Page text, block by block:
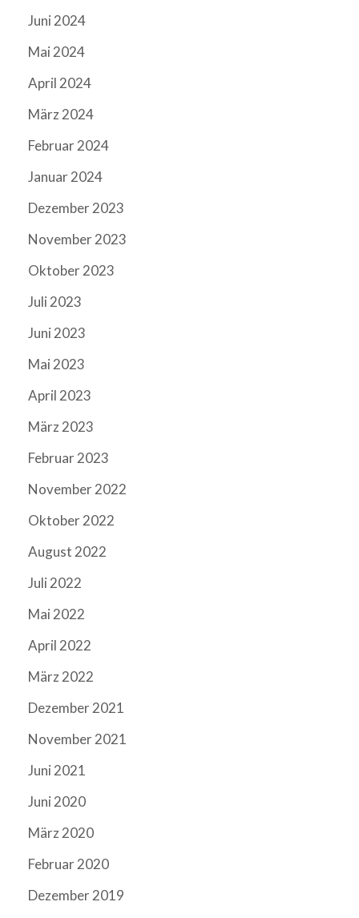
Juni 2024
Mai 2024
April 2024
März 2024
Februar 2024
Januar 2024
Dezember 2023
November 2023
Oktober 2023
Juli 2023
Juni 2023
Mai 2023
April 2023
März 2023
Februar 2023
November 2022
Oktober 2022
August 2022
Juli 2022
Mai 2022
April 2022
März 2022
Dezember 2021
November 2021
Juni 2021
Juni 2020
März 2020
Februar 2020
Dezember 2019